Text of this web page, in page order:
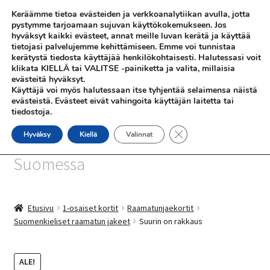
Siirry
navigointiin
Siirry
sisältöön
Valikko
SHOP
INFO
SiniSusan kortit painetaan
Suomessa
Etusivu 1-osaiset kortit
Raamatunjaekortit
Suomenkieliset raamatun jakeet
Suurin on rakkaus
ALE!
Keräämme tietoa evästeiden ja verkkoanalytiikan avulla, jotta
pystymme tarjoamaan sujuvan käyttökokemukseen. Jos
hyväksyt kaikki evästeet, annat meille luvan kerätä ja käyttää
tietojasi palvelujemme kehittämiseen. Emme voi tunnistaa
kerätystä tiedosta käyttäjää henkilökohtaisesti. Halutessasi voit
klikata KIELLÄ tai VALITSE -painiketta ja valita, millaisia
evästeitä hyväksyt.
Käyttäjä voi myös halutessaan itse tyhjentää selaimensa näistä
evästeistä. Evästeet eivät vahingoita käyttäjän laitetta tai
tiedostoja.
Hyväksy Kiellä Valinnat Sulje evästebanneri